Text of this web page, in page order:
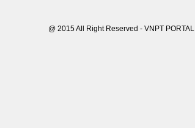
@ 2015 All Right Reserved - VNPT PORTAL